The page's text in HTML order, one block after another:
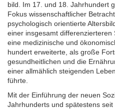
bild. Im 17. und 18. Jahrhundert
Fokus wissen­schaftlicher
psychologisch orientierte
einer insgesamt differen­zierteren
eine medizinische und
hundert erweiterte, als große
gesund­heitlichen und die
einer allmäh­lich steigenden
führte.
Mit der Einführung der neuen
Jahrhunderts und spätestens